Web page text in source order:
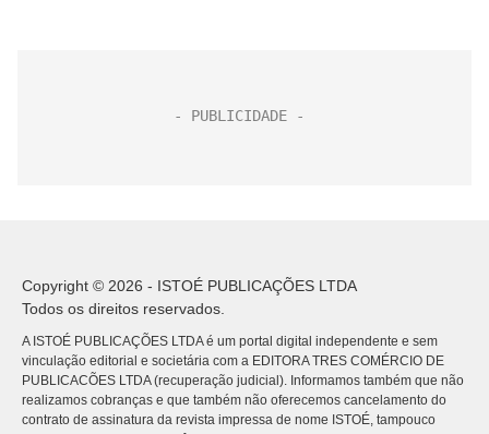
Copyright © 2026 - ISTOÉ PUBLICAÇÕES LTDA
Todos os direitos reservados.
A ISTOÉ PUBLICAÇÕES LTDA é um portal digital independente e sem
vinculação editorial e societária com a EDITORA TRES COMÉRCIO DE
PUBLICACÕES LTDA (recuperação judicial). Informamos também que não
realizamos cobranças e que também não oferecemos cancelamento do
contrato de assinatura da revista impressa de nome ISTOÉ, tampouco